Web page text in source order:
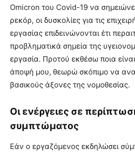
Omicron του Covid-19 να
ρεκόρ, οι δυσκολίες για τις
εργασίας επιδεινώνονται έτι
προβληματικά σημεία της
εργασία. Προτού εκθέσω ποια
άποψή μου, θεωρώ σκόπιμο να
βασικούς άξονες της νομοθεσίας.
Οι ενέργειες σε
συμπτώματος
Εάν ο εργαζόμενος εκδηλώσει